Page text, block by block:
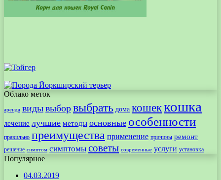
Облако меток
аренда видывыборвыбрать дома кошеккошка
лечение лучшие методы основные особенности
правильно преимущества применение причины ремонт
решение симптом симптомы советы современные услуги установка
Популярное
04.03.2019